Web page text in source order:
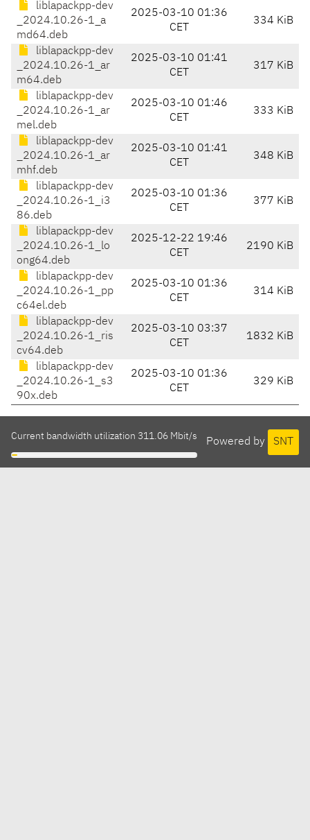
liblapackpp-dev
_2024.10.26-1_a
md64.deb
2025-03-10 01:36
CET
334 KiB
liblapackpp-dev
_2024.10.26-1_ar
m64.deb
2025-03-10 01:41
CET
317 KiB
liblapackpp-dev
_2024.10.26-1_ar
mel.deb
2025-03-10 01:46
CET
333 KiB
liblapackpp-dev
_2024.10.26-1_ar
mhf.deb
2025-03-10 01:41
CET
348 KiB
liblapackpp-dev
_2024.10.26-1_i3
86.deb
2025-03-10 01:36
CET
377 KiB
liblapackpp-dev
_2024.10.26-1_lo
ong64.deb
2025-12-22 19:46
CET
2190 KiB
liblapackpp-dev
_2024.10.26-1_pp
c64el.deb
2025-03-10 01:36
CET
314 KiB
liblapackpp-dev
_2024.10.26-1_ris
cv64.deb
2025-03-10 03:37
CET
1832 KiB
liblapackpp-dev
_2024.10.26-1_s3
90x.deb
2025-03-10 01:36
CET
329 KiB
Powered by SNT
Current bandwidth utilization 311.06 Mbit/s